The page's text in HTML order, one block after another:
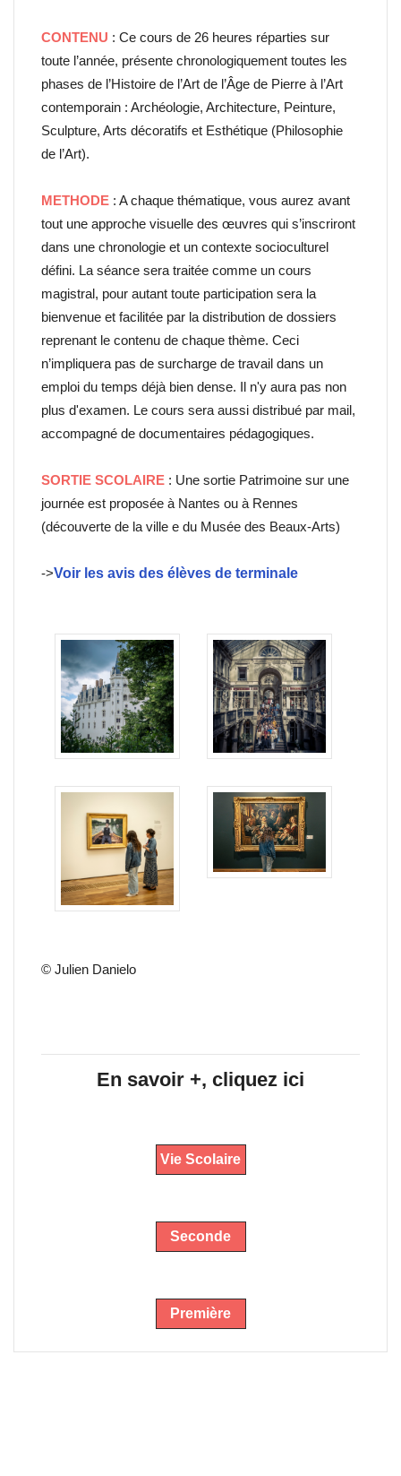
CONTENU : Ce cours de 26 heures réparties sur
toute l’année, présente chronologiquement toutes les
phases de l’Histoire de l’Art de l’Âge de Pierre à l’Art
contemporain : Archéologie, Architecture, Peinture,
Sculpture, Arts décoratifs et Esthétique (Philosophie
de l’Art).
METHODE : A chaque thématique, vous aurez avant
tout une approche visuelle des œuvres qui s’inscriront
dans une chronologie et un contexte socioculturel
défini. La séance sera traitée comme un cours
magistral, pour autant toute participation sera la
bienvenue et facilitée par la distribution de dossiers
reprenant le contenu de chaque thème. Ceci
n’impliquera pas de surcharge de travail dans un
emploi du temps déjà bien dense. Il n'y aura pas non
plus d'examen. Le cours sera aussi distribué par mail,
accompagné de documentaires pédagogiques.
SORTIE SCOLAIRE : Une sortie Patrimoine sur une
journée est proposée à Nantes ou à Rennes
(découverte de la ville e du Musée des Beaux-Arts)
->Voir les avis des élèves de terminale
© Julien Danielo
En savoir +, cliquez ici
Vie Scolaire
Seconde
Première